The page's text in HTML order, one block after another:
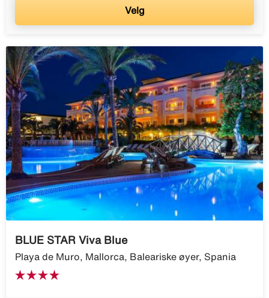
Velg
BLUE STAR Viva Blue
Playa de Muro, Mallorca, Baleariske øyer, Spania